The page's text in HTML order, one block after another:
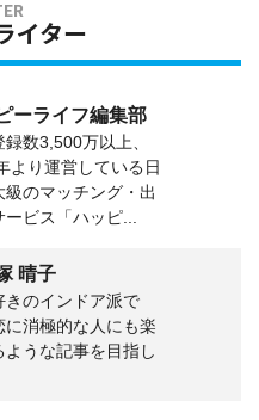
イター
ーライフ編集部
録数3,500万以上、
より運営している日
級のマッチング・出
ービス「ハッピ...
晴子
きのインドア派で
に消極的な人にも楽
ような記事を目指し